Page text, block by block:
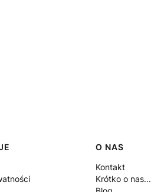
O NAS
Kontakt
Krótko o nas...